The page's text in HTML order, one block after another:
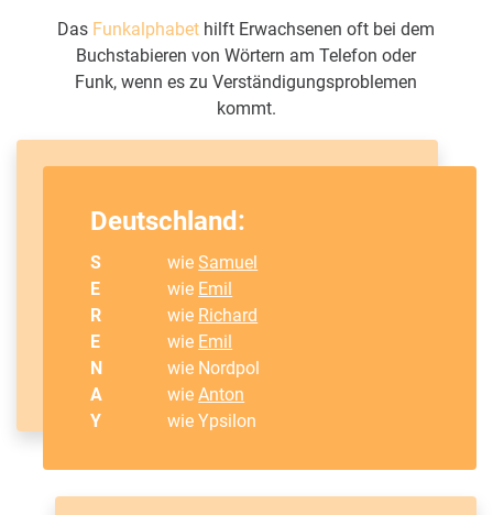
Das Funkalphabet hilft Erwachsenen oft bei dem
Buchstabieren von Wörtern am Telefon oder
Funk, wenn es zu Verständigungsproblemen
kommt.
Deutschland:
S wieSamuel
E
wie Emil
R
wie Richard
E
wie Emil
N
wie Nordpol
A
wieAnton
Y
wie Ypsilon